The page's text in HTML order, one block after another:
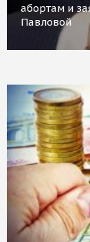
абортам и
Павловой